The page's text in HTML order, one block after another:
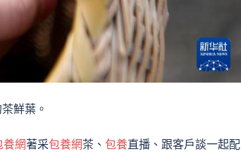
鮮葉。
養網著采包養網茶、 包養直播、跟客戶談一起配